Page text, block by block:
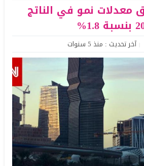
معدلات نمو في الناتج
آخر تحديث : منذ 5 سنوات